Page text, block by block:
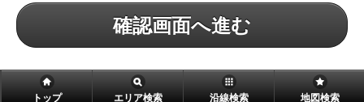
確認画面へ進む
トップ エリア検索 沿線検索 地図検索